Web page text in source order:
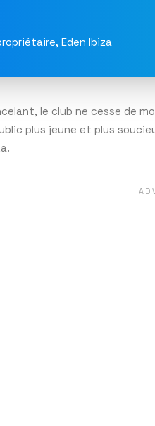
Eden Ibiza
le club ne cesse de
plus jeune et plus